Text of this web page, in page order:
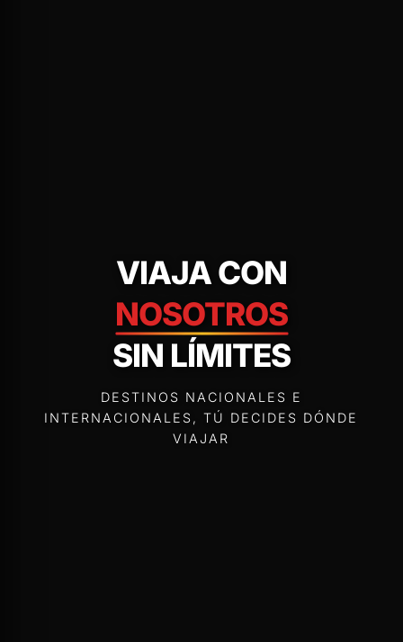
VIAJA CON
NOSOTROS
SIN LÍMITES
DESTINOS NACIONALES E
INTERNACIONALES, TÚ DECIDES DÓNDE
VIAJAR